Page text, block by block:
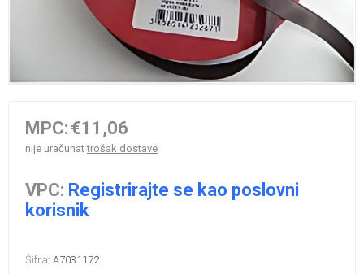
MPC: €11,06
nije uračunattrošak dostave
VPC: Registrirajte se kao poslovni
korisnik
Šifra: A7031172